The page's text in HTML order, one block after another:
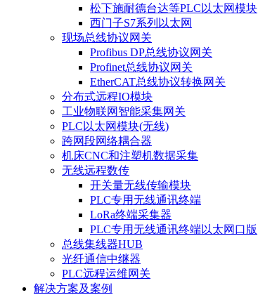
松下施耐德台达等PLC以太网模块
西门子S7系列以太网
现场总线协议网关
Profibus DP总线协议网关
Profinet总线协议网关
EtherCAT总线协议转换网关
分布式远程IO模块
工业物联网智能采集网关
PLC以太网模块(无线)
跨网段网络耦合器
机床CNC和注塑机数据采集
无线远程数传
开关量无线传输模块
PLC专用无线通讯终端
LoRa终端采集器
PLC专用无线通讯终端以太网口版
总线集线器HUB
光纤通信中继器
PLC远程运维网关
解决方案及案例